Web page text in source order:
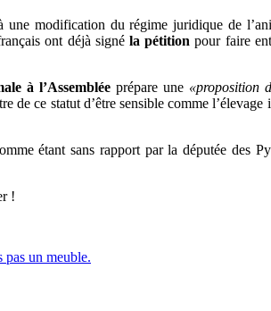
une modification du régime juridique de
ont déjà signé la pétition pour faire
à l’Assembléeprépare une «proposition
de ce statut d’être sensible comme
étant sans rapport par la députée des
!
pas un meuble.